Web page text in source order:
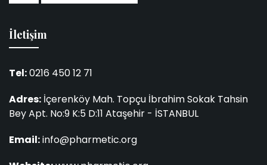
İletişim
Tel:0216 450 12 71
Adres: İçerenköy Mah. Topçu İbrahim Sokak Tahsin
Bey Apt. No:9 K:5 D:11 Ataşehir - İSTANBUL
Email:info@pharmetic.org